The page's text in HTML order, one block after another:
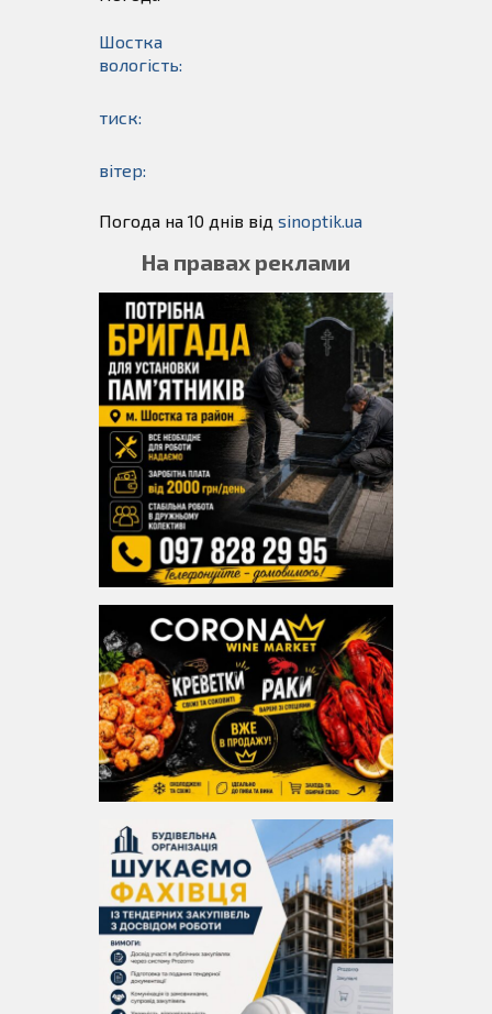
Шостка
вологість:
тиск:
вітер:
Погода на 10 днів від sinoptik.ua
На правах реклами